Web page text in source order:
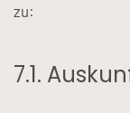
zu:
7.1.